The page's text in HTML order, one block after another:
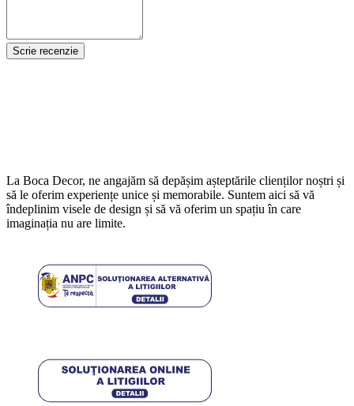
Scrie recenzie
La Boca Decor, ne angajăm să depășim așteptările clienților noștri și
să le oferim experiențe unice și memorabile. Suntem aici să vă
îndeplinim visele de design și să vă oferim un spațiu în care
imaginația nu are limite.